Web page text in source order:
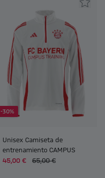
-30%
Unisex Camiseta de
entrenamiento CAMPUS
45,00 €
65,00 €